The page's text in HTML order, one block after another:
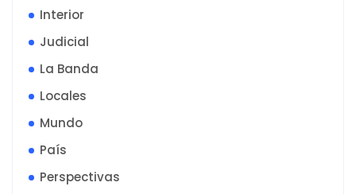
Interior
Judicial
La Banda
Locales
Mundo
País
Perspectivas